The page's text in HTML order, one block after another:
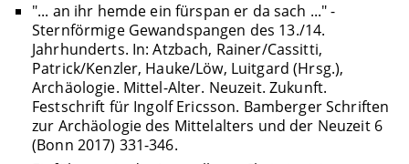
"... an ihr hemde ein fürspan er da sach ..." -
Sternförmige Gewandspangen des 13./14.
Jahrhunderts. In: Atzbach, Rainer/Cassitti,
Patrick/Kenzler, Hauke/Löw, Luitgard (Hrsg.),
Archäologie. Mittel-Alter. Neuzeit. Zukunft.
Festschrift für Ingolf Ericsson. Bamberger Schriften
zur Archäologie des Mittelalters und der Neuzeit 6
(Bonn 2017) 331-346.